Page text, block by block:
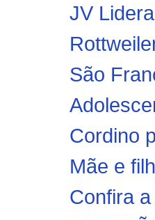
JV
São
Cordino
Mãe e
Confira